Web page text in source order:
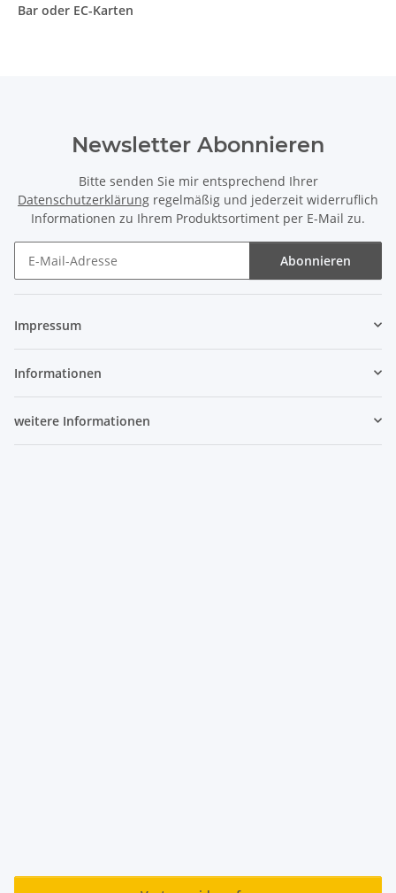
Bar oder EC-Karten
Newsletter Abonnieren
Bitte senden Sie mir entsprechend Ihrer
Datenschutzerklärung regelmäßig und jederzeit widerruflich
Informationen zu Ihrem Produktsortiment per E-Mail zu.
Abonnieren
Impressum
Informationen
weitere Informationen